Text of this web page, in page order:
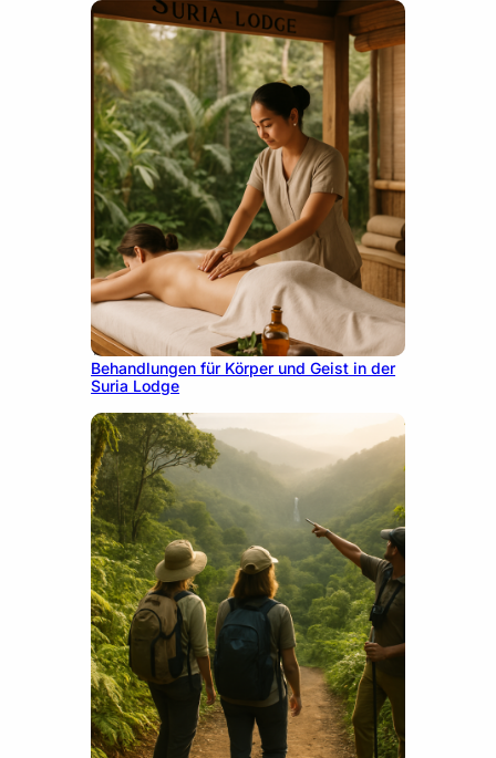
10. Dezember 2025
Behandlungen für Körper und Geist in der
Suria Lodge